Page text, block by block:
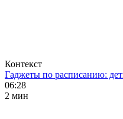
Контекст
Гаджеты по расписанию:
06:28
2 мин